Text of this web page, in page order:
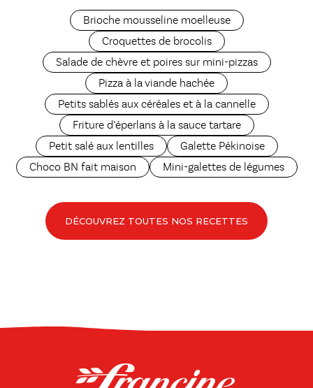
Brioche mousseline moelleuse
Croquettes de brocolis
Salade de chèvre et poires sur mini-pizzas
Pizza à la viande hachée
Petits sablés aux céréales et à la cannelle
Friture d’éperlans à la sauce tartare
Petit salé aux lentilles
Galette Pékinoise
Choco BN fait maison
Mini-galettes de légumes
DÉCOUVREZ TOUTES NOS RECETTES